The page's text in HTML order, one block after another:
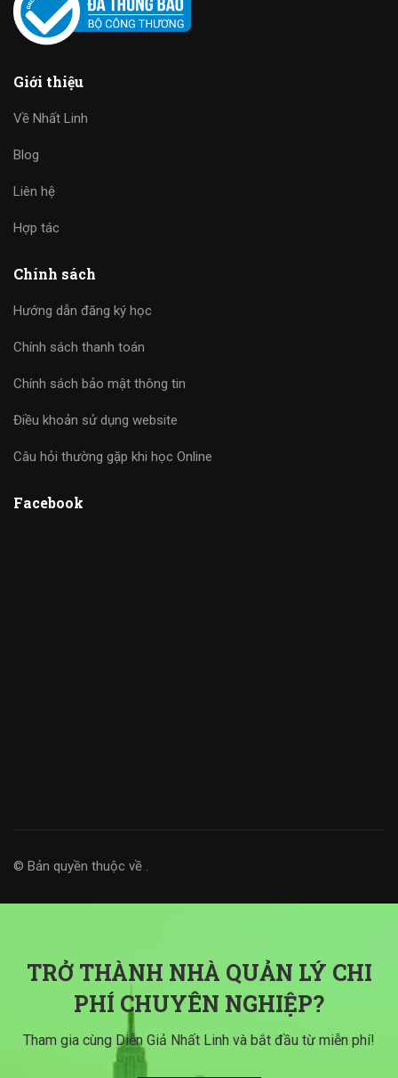
Giới thiệu
Về Nhất Linh
Blog
Liên hệ
Hợp tác
Chính sách
Hướng dẫn đăng ký học
Chính sách thanh toán
Chính sách bảo mật thông tin
Điều khoản sử dụng website
Câu hỏi thường gặp khi học Online
Facebook
© Bản quyền thuộc về .
TRỞ THÀNH NHÀ QUẢN LÝ CHI
PHÍ CHUYÊN NGHIỆP?
Tham gia cùng Diễn Giả Nhất Linh và bắt đầu từ miễn phí!